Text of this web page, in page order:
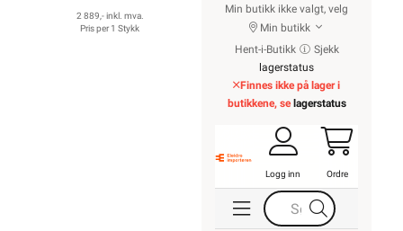
2 889,- inkl. mva.
Pris per 1 Stykk
Min butikk ikke valgt, velg
Min butikk
Hent-i-Butikk
Sjekk
lagerstatus
Finnes ikke på lager i
butikkene, se lagerstatus
Logg inn Ordre